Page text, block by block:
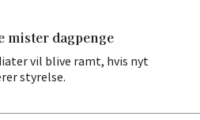
mister dagpenge
vil blive ramt, hvis nyt
styrelse.